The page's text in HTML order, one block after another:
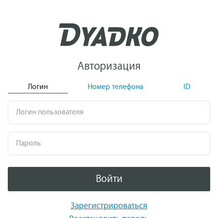
Авторизация
Логин Номер телефона ID
Логин пользователя
Пароль
Войти
Зарегистрироваться